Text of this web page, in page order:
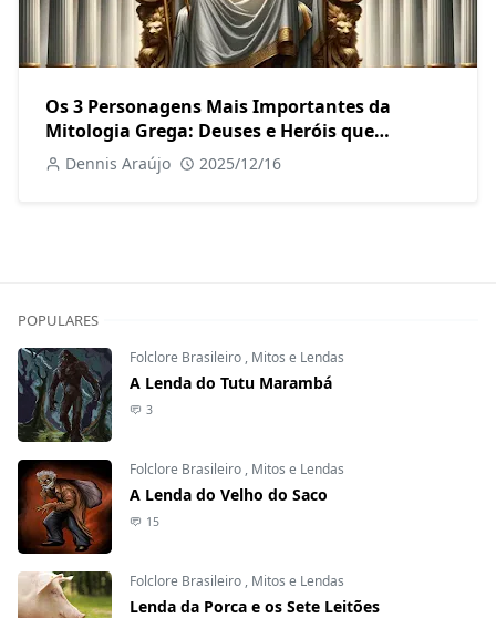
Os 3 Personagens Mais Importantes da
Mitologia Grega: Deuses e Heróis que
Moldaram o Mundo Antigo
Dennis Araújo 2025/12/16
POPULARES
Folclore Brasileiro , Mitos e Lendas
A Lenda do Tutu Marambá
3
Folclore Brasileiro , Mitos e Lendas
A Lenda do Velho do Saco
15
Folclore Brasileiro , Mitos e Lendas
Lenda da Porca e os Sete Leitões